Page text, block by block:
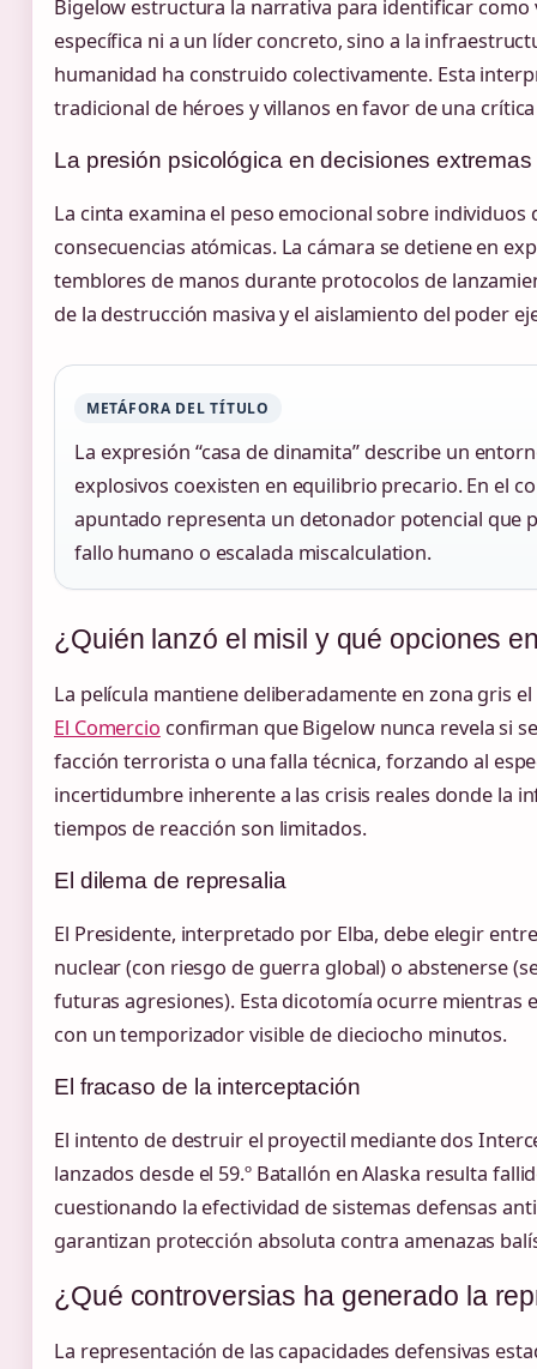
Bigelow estructura la narrativa para identificar como
específica ni a un líder concreto, sino a la
humanidad ha construido colectivamente. Esta
tradicional de héroes y villanos en favor de una
La presión psicológica en decisiones extremas
La cinta examina el peso emocional sobre
consecuencias atómicas. La cámara se detiene en
temblores de manos durante protocolos de
de la destrucción masiva y el aislamiento del poder
METÁFORA DEL TÍTULO
La expresión “casa de dinamita” describe un
explosivos coexisten en equilibrio precario. En el
apuntado representa un detonador potencial que
fallo humano o escalada miscalculation.
¿Quién lanzó el misil y qué opciones
La película mantiene deliberadamente en zona gris
El Comercio confirman que Bigelow nunca revela si
facción terrorista o una falla técnica, forzando al
incertidumbre inherente a las crisis reales donde la
tiempos de reacción son limitados.
El dilema de represalia
El Presidente, interpretado por Elba, debe elegir
nuclear (con riesgo de guerra global) o abstenerse
futuras agresiones). Esta dicotomía ocurre mientras
con un temporizador visible de dieciocho minutos.
El fracaso de la interceptación
El intento de destruir el proyectil mediante dos
lanzados desde el 59.º Batallón en Alaska resulta
cuestionando la efectividad de sistemas defensas
garantizan protección absoluta contra amenazas
¿Qué controversias ha generado la
La representación de las capacidades defensivas